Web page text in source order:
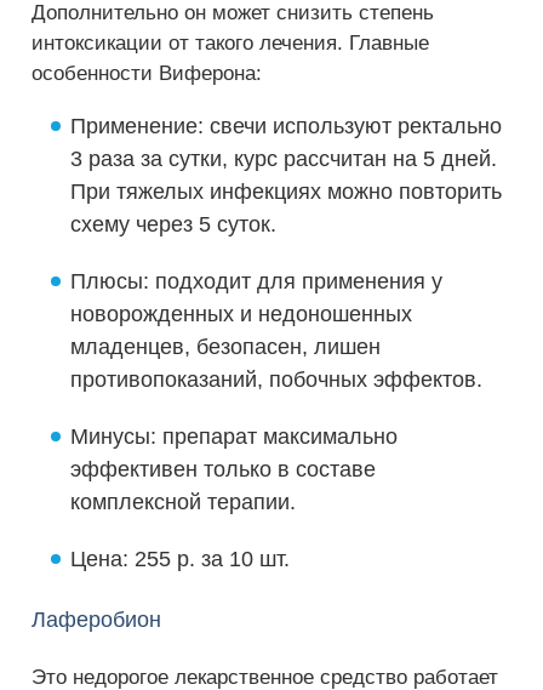
Дополнительно он может снизить степень
интоксикации от такого лечения. Главные
особенности Виферона:
Применение: свечи используют ректально
3 раза за сутки, курс рассчитан на 5 дней.
При тяжелых инфекциях можно повторить
схему через 5 суток.
Плюсы: подходит для применения у
новорожденных и недоношенных
младенцев, безопасен, лишен
противопоказаний, побочных эффектов.
Минусы: препарат максимально
эффективен только в составе
комплексной терапии.
Цена: 255 р. за 10 шт.
Лаферобион
Это недорогое лекарственное средство работает